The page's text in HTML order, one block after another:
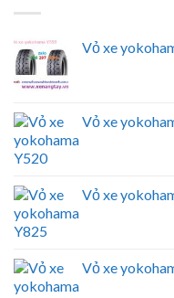
Vỏ xe
Vỏ xe
Vỏ xe
Vỏ xe